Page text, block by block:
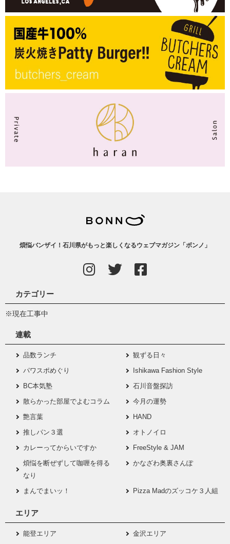
煩悩バンザイ！石川県がもっと楽しくなるウェブマガジン「ボンノ」
カテゴリー
※現在工事中
連載
品数ランチ
観ずる日々
パワスポめぐり
Ishikawa Fashion Style
BC本気塾
石川音盤探訪
散らかった部屋でよむコラム
今月の運勢
艶言葉
HAND
推しパン３選
オトノイロ
カレーってからいですか
FreeStyle & JAM
煩悩を断ぜずして咖喱を得る
なり
かなざわ奥裏さんぽ
まんでまいッ！ Pizza Madのズッコケ３人組
エリア
能登エリア 金沢エリア